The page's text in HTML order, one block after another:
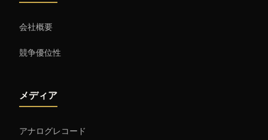
会社概要
競争優位性
メディア
アナログレコード